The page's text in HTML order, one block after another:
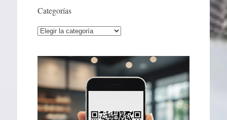
Categorías
Categorías